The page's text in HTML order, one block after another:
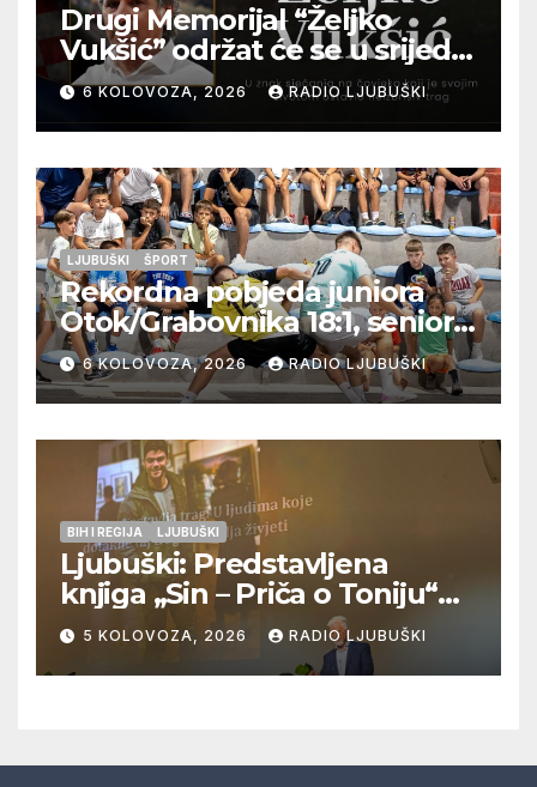
Drugi Memorijal “Željko
Vukšić” održat će se u srijedu
12. kolovoza u Otoku
6 KOLOVOZA, 2026 RADIO LJUBUŠKI
LJUBUŠKI ŠPORT
Rekordna pobjeda juniora
Otok/Grabovnika 18:1, seniori
Pregrađa u četvrtfinalu,
Veljaci i Cerno/Crnopod u
doigravanju, Grljevići završili
natjecanje
6 KOLOVOZA, 2026 RADIO LJUBUŠKI
BIH I REGIJA LJUBUŠKI
Ljubuški: Predstavljena
knjiga „Sin – Priča o Toniju“
dr. sc. Zdenka Hercega
5 KOLOVOZA, 2026 RADIO LJUBUŠKI